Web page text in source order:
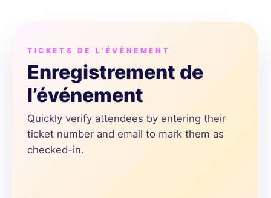
TICKETS DE L’ÉVÈNEMENT
Enregistrement de
l’événement
Quickly verify attendees by entering their
ticket number and email to mark them as
checked-in.